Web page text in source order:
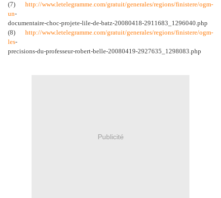
(7)
http://www.letelegramme.com/gratuit/generales/regions/finistere/ogm-
un-
documentaire-choc-projete-lile-de-batz-20080418-2911683_1296040.php
(8)
http://www.letelegramme.com/gratuit/generales/regions/finistere/ogm-
les-
precisions-du-professeur-robert-belle-20080419-2927635_1298083.php
Publicité